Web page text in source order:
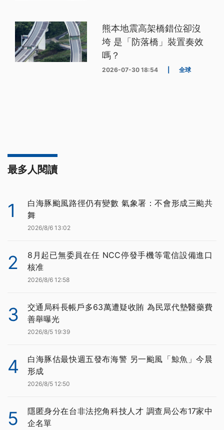
熊本地震高架橋錯位卻沒
垮 是「防落橋」裝置奏效
嗎？
2026-07-30 18:54 全球
最多人閱讀
1
白海豚颱風路徑仍有變數 氣象署：不會形成三颱共
舞
2026/8/6 13:02
2
8月起已無委員在任 NCC停發手機等電信設備進口
核准
2026/8/6 12:58
3
交通局科長帳戶多63萬遭疑收賄 為民眾代墊醫藥費
善舉曝光
2026/8/5 19:39
4
白海豚估最快週五發布海警 另一颱風「鯨魚」今晨
形成
2026/8/5 12:50
5
隱匿身分在台非法挖角科技人才 調查局公布17家中
企名單